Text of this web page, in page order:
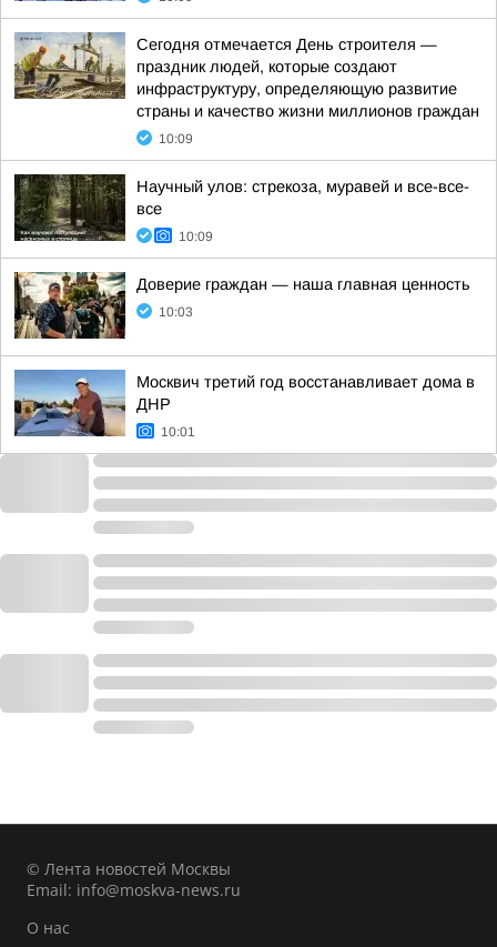
Сегодня отмечается День строителя —
праздник людей, которые создают
инфраструктуру, определяющую развитие
страны и качество жизни миллионов граждан
10:09
Научный улов: стрекоза, муравей и все-все-
все
10:09
Доверие граждан — наша главная ценность
10:03
Москвич третий год восстанавливает дома в
ДНР
10:01
© Лента новостей Москвы
Email: info@moskva-news.ru
О нас